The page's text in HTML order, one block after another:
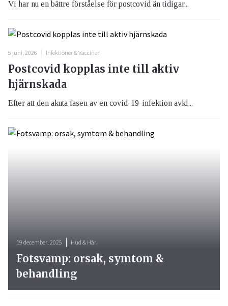
Vi har nu en bättre förståelse för postcovid än tidigar...
5 juni, 2026 Infektioner & Vacciner
Postcovid kopplas inte till aktiv
hjärnskada
Efter att den akuta fasen av en covid-19-infektion avkl...
19 december, 2025 Hud & Hår
Fotsvamp: orsak, symtom &
behandling